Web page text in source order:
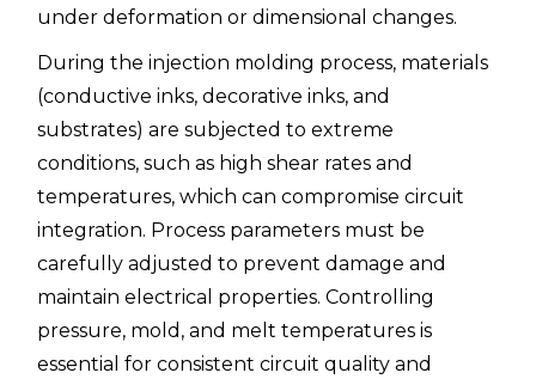
under deformation or dimensional changes.
During the injection molding process, materials
(conductive inks, decorative inks, and
substrates) are subjected to extreme
conditions, such as high shear rates and
temperatures, which can compromise circuit
integration. Process parameters must be
carefully adjusted to prevent damage and
maintain electrical properties. Controlling
pressure, mold, and melt temperatures is
essential for consistent circuit quality and